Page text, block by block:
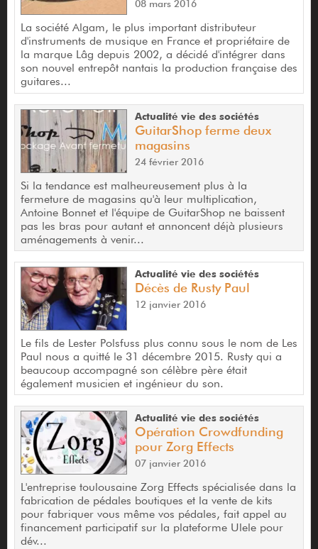
08 mars 2016
La société Algam, le plus important distributeur
d'instruments de musique en France et propriétaire de
la marque Lâg depuis 2002, a décidé d'intégrer dans
son nouvel entrepôt nantais la production française des
guitares...
Actualité vie des sociétés
GuitarShop ferme deux
magasins
24 février 2016
Si la tendance est malheureusement plus à la
fermeture de magasins qu'à leur multiplication,
Antoine Bonnet et l'équipe de GuitarShop ne baissent
pas les bras pour autant et annoncent déjà plusieurs
aménagements à venir...
Actualité vie des sociétés
Décès de Rusty Paul
12 janvier 2016
Le fils de Lester Polsfuss plus connu sous le nom de Les
Paul nous a quitté le 31 décembre 2015. Rusty qui a
beaucoup accompagné son célèbre père était
également musicien et ingénieur du son.
Actualité vie des sociétés
Opération Crowdfunding
pour Zorg Effects
07 janvier 2016
L'entreprise toulousaine Zorg Effects spécialisée dans la
fabrication de pédales boutiques et la vente de kits
pour fabriquer vous même vos pédales, fait appel au
financement participatif sur la plateforme Ulele pour
dév...